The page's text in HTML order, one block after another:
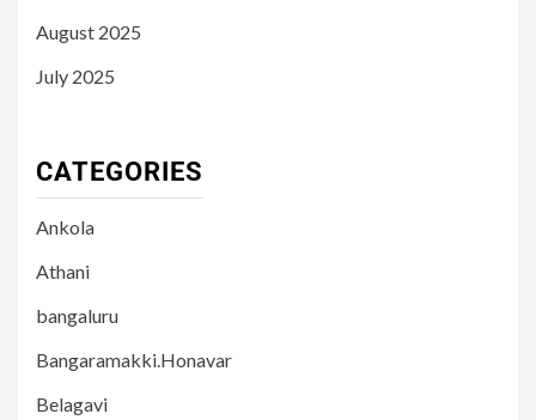
August 2025
July 2025
CATEGORIES
Ankola
Athani
bangaluru
Bangaramakki.Honavar
Belagavi